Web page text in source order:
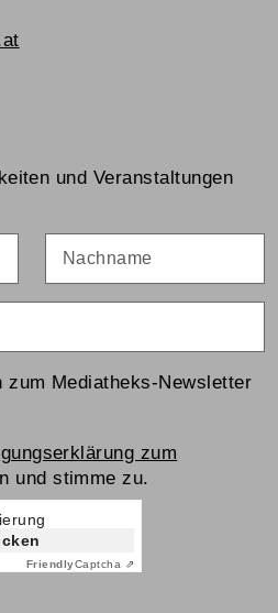
und Veranstaltungen
zum Mediatheks-Newsletter
zum
und stimme zu.
FriendlyCaptcha ⇗